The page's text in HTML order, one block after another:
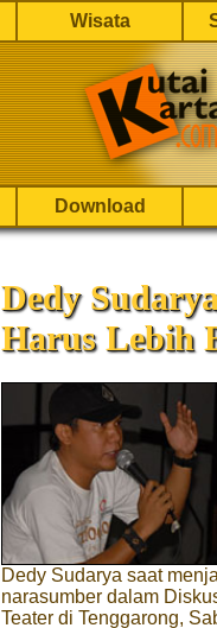
Wisata
Download
Dedy
Harus Lebih
Dedy Sudarya saat
narasumber dalam
Teater di Tenggarong,